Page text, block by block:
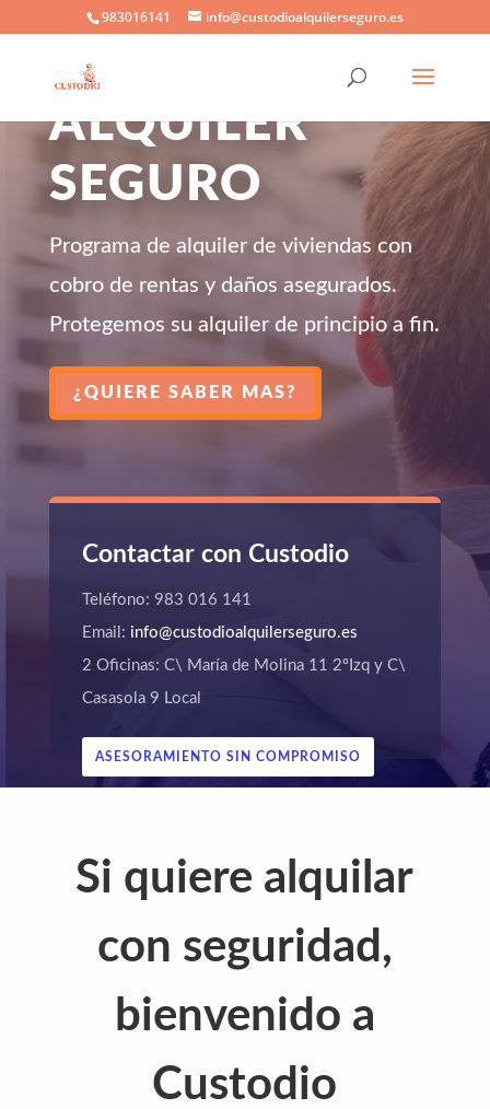
983016141 info@custodioalquilerseguro.es
CUSTODIO, EL
ALQUILER
SEGURO
Programa de alquiler de viviendas con
cobro de rentas y daños asegurados.
Protegemos su alquiler de principio a fin.
¿QUIERE SABER MAS?
Contactar con Custodio
Teléfono: 983 016 141
Email: info@custodioalquilerseguro.es
2 Oficinas: C\ María de Molina 11 2ºIzq y C\
Casasola 9 Local
ASESORAMIENTO SIN COMPROMISO
Si quiere alquilar
con seguridad,
bienvenido a
Custodio